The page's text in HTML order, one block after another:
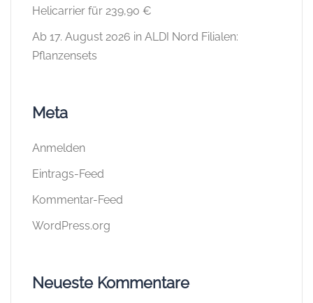
Helicarrier für 239,90 €
Ab 17. August 2026 in ALDI Nord Filialen:
Pflanzensets
Meta
Anmelden
Eintrags-Feed
Kommentar-Feed
WordPress.org
Neueste Kommentare